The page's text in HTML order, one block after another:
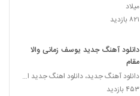
میلاد
۸۲۱ بازدید
دانلود آهنگ جدید یوسف زمانی والا
مقام
دانلود آهنگ جدید، دانلود اهنگ جدید ایرانی
۴۵۳ بازدید